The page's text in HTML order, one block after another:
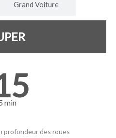
Grand Voiture
min
profondeur des roues